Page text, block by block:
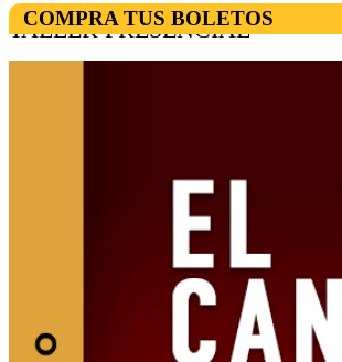
COMPRA TUS BOLETOS
TALLER PRESENCIAL